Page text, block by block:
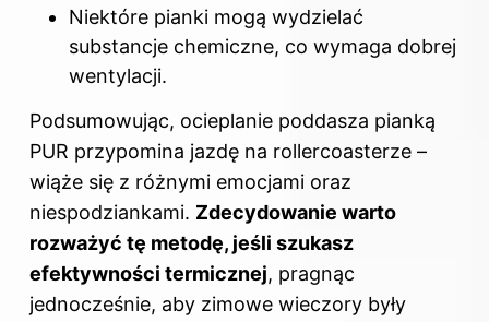
Niektóre pianki mogą wydzielać
substancje chemiczne, co wymaga dobrej
wentylacji.
Podsumowując, ocieplanie poddasza pianką
PUR przypomina jazdę na rollercoasterze –
wiąże się z różnymi emocjami oraz
niespodziankami. Zdecydowanie warto
rozważyć tę metodę, jeśli szukasz
efektywności termicznej, pragnąc
jednocześnie, aby zimowe wieczory były